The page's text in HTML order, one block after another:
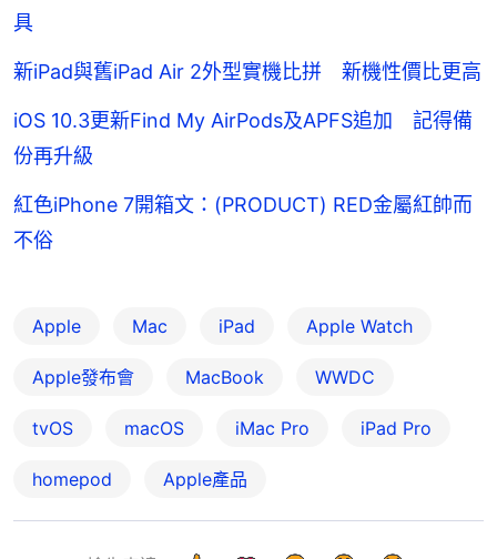
具
新iPad與舊iPad Air 2外型實機比拼 新機性價比更高
iOS 10.3更新Find My AirPods及APFS追加 記得備
份再升級
紅色iPhone 7開箱文：(PRODUCT) RED金屬紅帥而
不俗
Apple Mac iPad Apple Watch
Apple發布會 MacBook WWDC
tvOS macOS iMac Pro iPad Pro
homepod Apple產品